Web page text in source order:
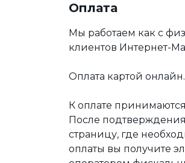
Оплата
Мы работаем как с
клиентов Интернет-
Оплата картой
К оплате
После
страницу, где
оплаты вы получите